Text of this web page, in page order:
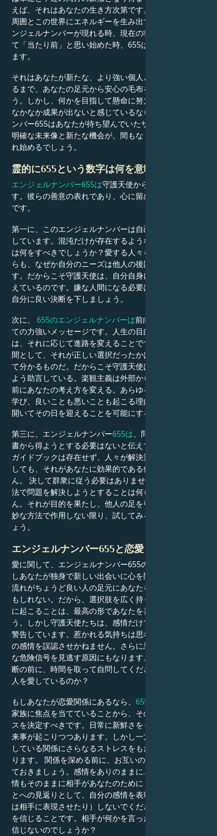
えば、それはあなたの生き方次第です。あなたの思考が
周囲とこの世界にエネルギーを生み出すのです。655エ
ンジェルナンバーが現れる時、現在の状況に安住しすぎ
て「当たり前」と思い始めた時、655は悪い兆しに見え
ます。
それはあなたが新たな、より強い個人として生まれ変わ
るまで、あなたの足元から安心の毛布を引き抜くでしょ
う。しかし、何かを目指して懸命に努力しているのに、
なかなか成果が出ないと感じているなら、エンジェルナ
ンバー655はあなたが待ち望んでいたサインです。より
明確な未来像と新たな機会が、間もなくあなたの元へ訪
れ始めるでしょう。
霊的に655という数字は何を意味するのか？
エンジェルナンバー655は守護天使からの支援の証で
す。彼らの善意の表れであり、心に留めておくべきもの
です。
第一に、このエンジェルナンバーは自己主張するよう促
しています。混沌だけが存在するような状況で、あなた
は何をすべきでしょうか？愛する人々を深く気遣いなが
らも、なぜか自分のニーズは他人の後回しにされがちで
す。だからこそ守護天使は、自分自身に集中するよう伝
えているのです。嫌な人間になる必要はありませんが、
自分に良い決断を下しましょう。
次に、
655のエンジェルナンバーは前向きな変化につい
ての力強いメッセージです。人生の目的を追求すると
は、それに応じて進路を変えることです。 「しかし人
間として、それが正しい選択だったかは後になって初め
て分かるものだ。だからこそ守護天使は明るい面を見る
よう助言している。楽観主義は外部からの変化が起こる
前にあなたの考え方を変える。あらゆる経験から教訓を
学び、良いことも悪いことも起こる理由を理解し、心を
開いてその日を迎えることを可能にするのだ。
第三に、エンジェルナンバー655は、問題の答えを教科
書から得ようとする必要はないと伝えています。人生に
ガイドブックは存在せず、人々が解決策を持っていたと
しても、それがあなたに効果的である保証はありませ
ん。 決して群衆に従う必要はありません。型破りな方
法で問題を解決しようとすることは何ら問題ありませ
ん。それが目的を果たし、他人の足を引っ張るような奇
妙な方法で作用しない限り、試してみる価値はあるでし
ょう。
エンジェルナンバー655と恋愛
愛に関して、エンジェルナンバー655の意味は強い。も
しあなたが独身で新しい出会いに心を開いているなら、
流れがちょうど良い人の足元にあなたを運んでくれるか
もしれない。だから、選択肢を広く持っておこう。 次
に起こることは、最高の形であなたを喜ばせるでしょ
う。しかし守護天使たちは、感情だけで決断しないよう
警告しています。惹かれる気持ちは思考を曇らせ、本当
の感情を誤認させかねません。さらに悪いことに、重大
な危険信号を見逃す原因にもなります。だから軽率な決
断の前に、時間を取って自問してください：本当にその
人を愛しているのか？
もしあなたが恋愛関係にあるなら、 655の天使の数字が
家族に焦点を当てていることから、その関係が進むペー
スを決定すべきです。日常に新鮮さをもたらす新たな出
来事が起こりつつあります。しかし一方で、すでに緊張
している関係にさらなるストレスをもたらす可能性もあ
ります。 関係を深める前に、お互いの認識を一致させ
ておきましょう。感情をありのままに…そして相手の感
情もそのままに相手があなたのために「何かをした」こ
とへの見返りとして、自分の感情を表現したり（あるい
は相手に表現させたり）しないでください。愛とは相手
を信じることです。相手が何かを言った時、なぜそれを
信じないのでしょうか？